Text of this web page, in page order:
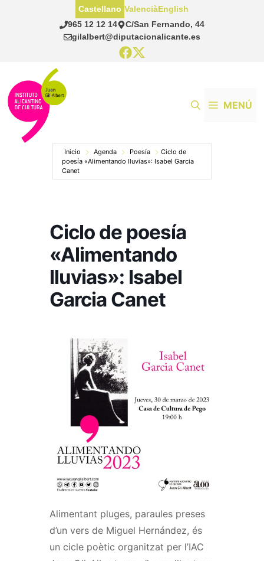
965 12 12 14
C/San Fernando, 44
gilalbert@diputacionalicante.es
Castellano ValenciàEnglish
MENÚ
Inicio Agenda Poesía
Ciclo de
poesía «Alimentando lluvias»: Isabel Garcia
Canet
Ciclo de poesía
«Alimentando
lluvias»: Isabel
Garcia Canet
Alimentant pluges, paraules preses
d’un vers de Miguel Hernández, és
un cicle poètic organitzat per l’IAC